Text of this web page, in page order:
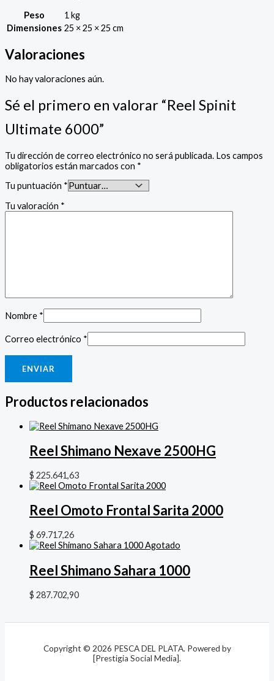
Peso
1 kg
Dimensiones 25 × 25 × 25 cm
Valoraciones
No hay valoraciones aún.
Sé el primero en valorar “Reel Spinit
Ultimate 6000”
Tu dirección de correo electrónico no será publicada. Los campos
obligatorios están marcados con *
Tu puntuación *
Tu valoración *
Nombre *
Correo electrónico *
Productos relacionados
Reel Shimano Nexave 2500HG
$ 225.641,63
Reel Omoto Frontal Sarita 2000
$ 69.717,26
Agotado
Reel Shimano Sahara 1000
$ 287.702,90
Copyright © 2026 PESCA DEL PLATA. Powered by
[Prestigia Social Media].